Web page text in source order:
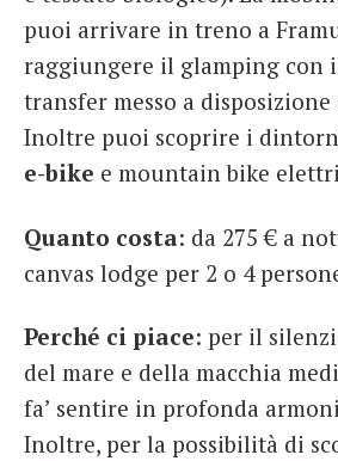
puoi arrivare in treno a
raggiungere il glamping con
transfer messo a
Inoltre puoi scoprire i
e-bike e mountain bike
Quanto costa: da 275 € a
canvas lodge per 2 o 4
Perché ci piace: per il
del mare e della macchia
fa’ sentire in profonda
Inoltre, per la possibilità di